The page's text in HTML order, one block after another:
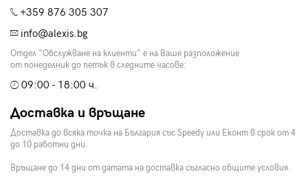
+359 876 305 307
info@alexis.bg
Отдел "Обслужване на клиенти" е на Ваше разположение
от понеделник до петък в следните часове:
09:00 - 18:00 ч.
Доставка и връщане
Доставка до всяка точка на България със Speedy или Еконт в срок от 4
до 10 работни дни.
Връщане до 14 дни от датата на доставка съгласно общите условия.